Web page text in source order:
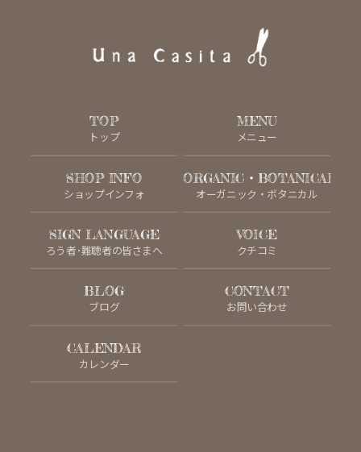
TOP
トップ
MENU
メニュー
SHOP INFO
ショップインフォ
ORGANIC・BOTANICAL
オーガニック・ボタニカル
SIGN LANGUAGE
ろう者･難聴者の皆さまへ
VOICE
クチコミ
BLOG
ブログ
CONTACT
お問い合わせ
CALENDAR
カレンダー